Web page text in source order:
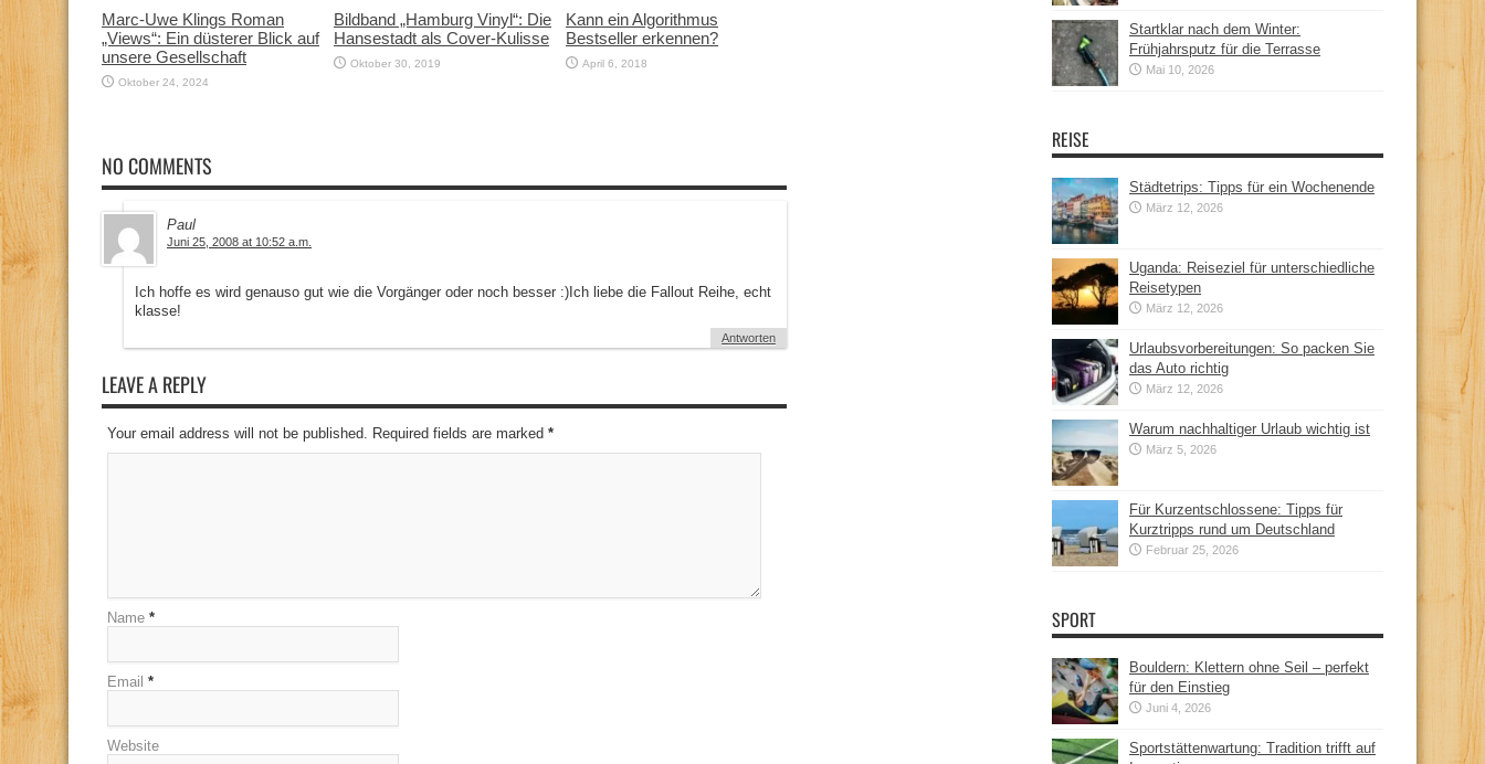
Marc-Uwe Klings Roman
„Views“: Ein düsterer Blick auf
unsere Gesellschaft
Oktober 24, 2024
Bildband „Hamburg Vinyl“: Die
Hansestadt als Cover-Kulisse
Oktober 30, 2019
Kann ein Algorithmus
Bestseller erkennen?
April 6, 2018
NO COMMENTS
Paul
Juni 25, 2008 at 10:52 a.m.
Ich hoffe es wird genauso gut wie die Vorgänger oder noch besser :)Ich liebe die Fallout Reihe, echt
klasse!
Antworten
LEAVE A REPLY
Your email address will not be published. Required fields are marked *
Name *
Email *
Website
Startklar nach dem Winter:
Frühjahrsputz für die Terrasse
Mai 10, 2026
REISE
Städtetrips: Tipps für ein Wochenende
März 12, 2026
Uganda: Reiseziel für unterschiedliche
Reisetypen
März 12, 2026
Urlaubsvorbereitungen: So packen Sie
das Auto richtig
März 12, 2026
Warum nachhaltiger Urlaub wichtig ist
März 5, 2026
Für Kurzentschlossene: Tipps für
Kurztripps rund um Deutschland
Februar 25, 2026
SPORT
Bouldern: Klettern ohne Seil – perfekt
für den Einstieg
Juni 4, 2026
Sportstättenwartung: Tradition trifft auf